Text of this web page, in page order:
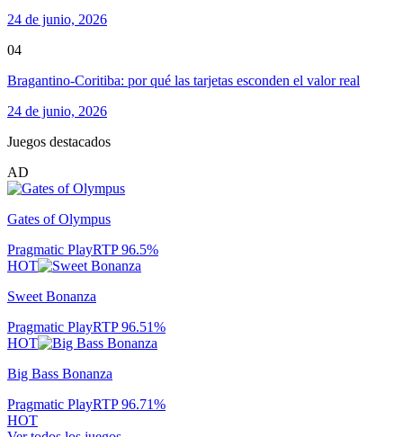
24 de junio, 2026
04
Bragantino-Coritiba: por qué las tarjetas esconden el valor real
24 de junio, 2026
Juegos destacados
AD
Gates of Olympus
Pragmatic PlayRTP96.5%
HOT
Sweet Bonanza
Pragmatic PlayRTP96.51%
HOT
Big Bass Bonanza
Pragmatic PlayRTP96.71%
HOT